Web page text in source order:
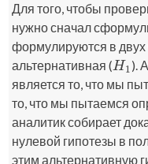
Для того, чтобы
нужно сначал
формулируются в двух
альтернативная (H1
H1 ).
является то, что мы
то, что мы пытаемся
аналитик собирает
нулевой гипотезы в
этим альтернативную